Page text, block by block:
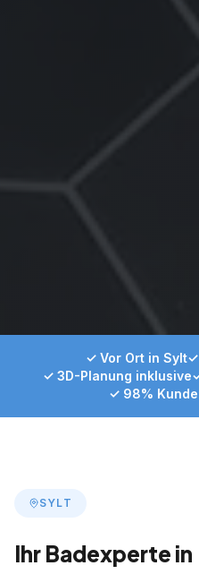
✓ Vor Ort in Sylt✓
✓ 3D-Planung inklusive
✓ 98%
SYLT
Ihr Badexperte in